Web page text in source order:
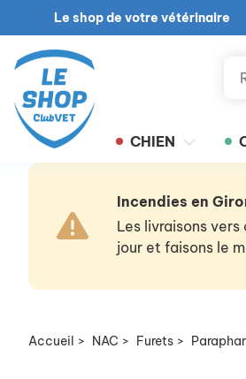
Le shop de votre vétérinaire
CHIEN
Incendies en
Les livraisons
jour et faisons le
Accueil > NAC > Furets >